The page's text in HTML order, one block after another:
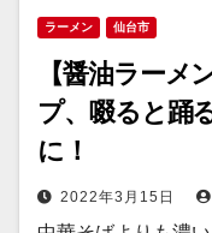
ラーメン 仙台市
【醤油ラーメ
プ、啜ると踊
に！
2022年3月15日